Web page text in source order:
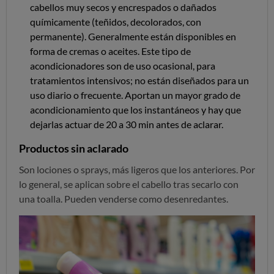
cabellos muy secos y encrespados o dañados
químicamente (teñidos, decolorados, con
permanente). Generalmente están disponibles en
forma de cremas o aceites. Este tipo de
acondicionadores son de uso ocasional, para
tratamientos intensivos; no están diseñados para un
uso diario o frecuente. Aportan un mayor grado de
acondicionamiento que los instantáneos y hay que
dejarlas actuar de 20 a 30 min antes de aclarar.
Productos sin aclarado
Son lociones o sprays, más ligeros que los anteriores. Por
lo general, se aplican sobre el cabello tras secarlo con
una toalla. Pueden venderse como desenredantes.